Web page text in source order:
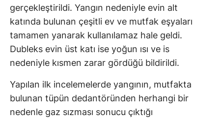
gerçekleştirildi. Yangın nedeniyle evin alt
katında bulunan çeşitli ev ve mutfak eşyaları
tamamen yanarak kullanılamaz hale geldi.
Dubleks evin üst katı ise yoğun ısı ve is
nedeniyle kısmen zarar gördüğü bildirildi.
Yapılan ilk incelemelerde yangının, mutfakta
bulunan tüpün dedantöründen herhangi bir
nedenle gaz sızması sonucu çıktığı